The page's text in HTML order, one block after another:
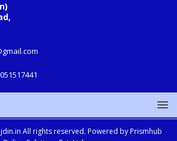
All rights reserved. Powered by Prismhub